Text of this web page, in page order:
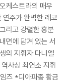
케스트라의 매우
주가 완벽한 레코
리고 강렬한 흥분
면에 담겨 있는 서
의 지휘자 다니엘
사상 최연소 지휘
즈 *디아파종 황금